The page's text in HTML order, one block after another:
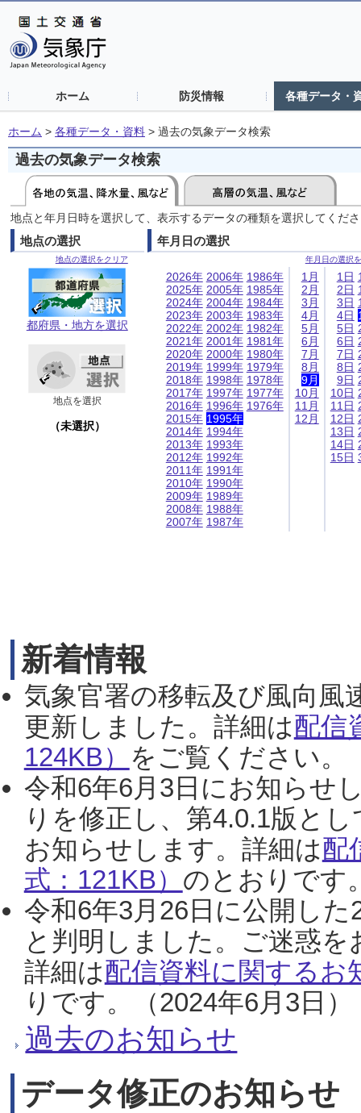
ホーム 防災情報 各種データ・
ホーム > 各種データ・資料 > 過去の気象データ検索
過去の気象データ検索
地点と年月日時を選択して、表示するデータの種類を選択してくだ
地点の選択
地点の選択をクリア
都府県・地方を選択
地点を選択
（未選択）
年月日の選択
年月日の選択
2026年
2025年
2024年
2023年
2022年
2021年
2020年
2019年
2018年
2017年
2016年
2015年
2014年
2013年
2012年
2011年
2010年
2009年
2008年
2007年
2006年
2005年
2004年
2003年
2002年
2001年
2000年
1999年
1998年
1997年
1996年
1995年
1994年
1993年
1992年
1991年
1990年
1989年
1988年
1987年
1986年
1985年
1984年
1983年
1982年
1981年
1980年
1979年
1978年
1977年
1976年
1月
2月
3月
4月
5月
6月
7月
8月
9月
10月
11月
12月
1日
2日
3日
4日
5日
6日
7日
8日
9日
10日
11日
12日
13日
14日
15日
新着情報
気象官署の移転及び風向風
更新しました。詳細は配信
124KB） をご覧ください。
令和6年6月3日にお知らせ
りを修正し、第4.0.1版と
お知らせします。詳細は配
式：121KB） のとおりです
令和6年3月26日に公開し
と判明しました。ご迷惑
詳細は配信資料に関するお
りです。（2024年6月3日）
過去のお知らせ
データ修正のお知らせ